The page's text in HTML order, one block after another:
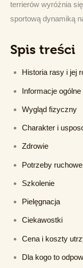
terrierów wyróżnia
sportową dynamiką
Spis treści
Historia rasy i jej
Informacje ogólne
Wygląd fizyczny
Charakter i
Zdrowie
Potrzeby ruchowe
Szkolenie
Pielęgnacja
Ciekawostki
Cena i koszty
Dla kogo to